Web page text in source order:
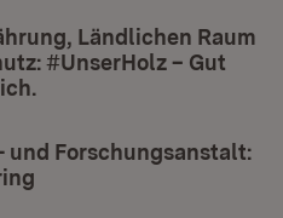
Ländlichen Raum
#UnserHolz – Gut
und Forschungsanstalt: